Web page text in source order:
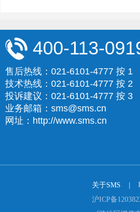
400-113-
售后热线：021-6101-4777 按 1
技术热线：021-6101-4777 按 2
投诉建议：021-6101-4777 按 3
业务邮箱：sms@sms.cn
网址：http://www.sms.cn
关于SMS
沪ICP备